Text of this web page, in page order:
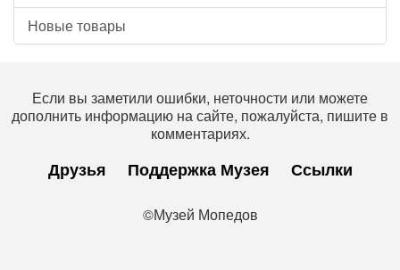
Новые товары
Если вы заметили ошибки, неточности или можете
дополнить информацию на сайте, пожалуйста, пишите в
комментариях.
Друзья Поддержка Музея Ссылки
©Музей Мопедов